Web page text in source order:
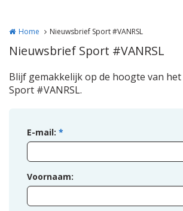
Home Nieuwsbrief Sport #VANRSL
Nieuwsbrief Sport #VANRSL
Blijf gemakkelijk op de hoogte van
Sport #VANRSL.
E-mail: *
Voornaam: